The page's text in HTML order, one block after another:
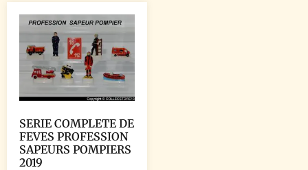
SERIE COMPLETE DE
FEVES PROFESSION
SAPEURS POMPIERS
2019